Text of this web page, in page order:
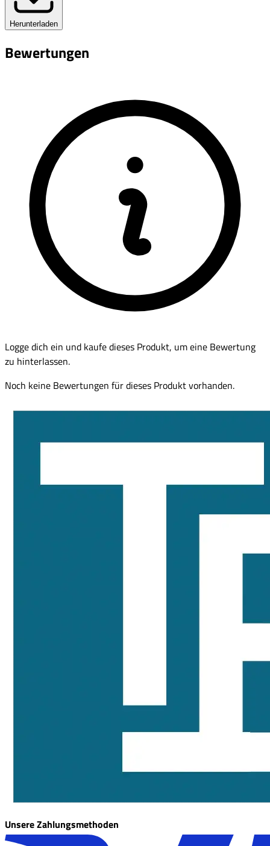
Herunterladen
Bewertungen
Logge dich ein und kaufe dieses Produkt, um eine Bewertung
zu hinterlassen.
Noch keine Bewertungen für dieses Produkt vorhanden.
Unsere Zahlungsmethoden